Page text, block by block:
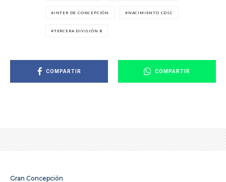
INTER DE CONCEPCIÓN NACIMIENTO CDSC
TERCERA DIVISIÓN B
COMPARTIR COMPARTIR
Gran Concepción